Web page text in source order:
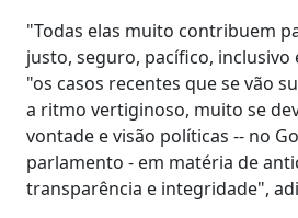
"Todas elas muito contribuem
justo, seguro, pacífico, inclusivo
"os casos recentes que se vão
a ritmo vertiginoso, muito se
vontade e visão políticas -- no
parlamento - em matéria de
transparência e integridade",